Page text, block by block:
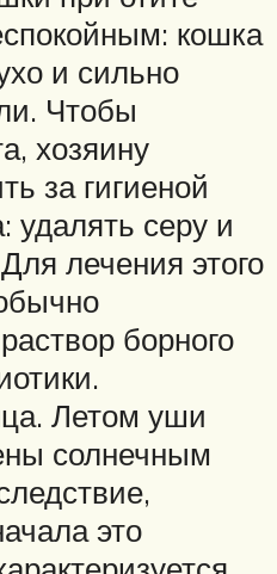
кошка
и сильно
Чтобы
хозяину
за гигиеной
серу и
лечения этого
борного
Летом уши
солнечным
это